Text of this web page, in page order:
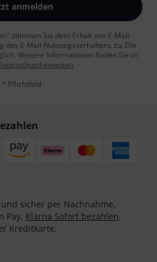
anmelden
stimmen Sie dem Erhalt von E-Mail-
des E-Mail-Nutzungsverhaltens zu. Die
Weitere Informationen finden Sie in
.
* Pflichtfeld
sicher per Nachnahme,
Pay, Klarna Sofort bezahlen,
Kreditkarte.